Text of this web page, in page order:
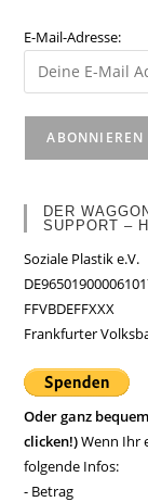
E-Mail-Adresse:
DER
SUPPORT –
Soziale Plastik e.V.
FFVBDEFFXXX
Frankfurter
Oder ganz
clicken!)Wenn Ihr
folgende Infos:
- Betrag